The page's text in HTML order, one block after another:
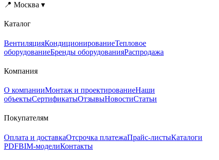
📍 Москва ▾
Каталог
ВентиляцияКондиционированиеТепловое
оборудованиеБренды оборудованияРаспродажа
Компания
О компанииМонтаж и проектированиеНаши
объектыСертификатыОтзывыНовостиСтатьи
Покупателям
Оплата и доставкаОтсрочка платежаПрайс-листыКаталоги
PDFBIM-моделиКонтакты